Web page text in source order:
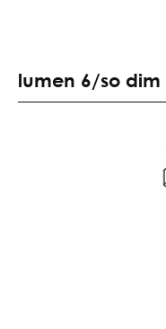
lumen 6/so dim